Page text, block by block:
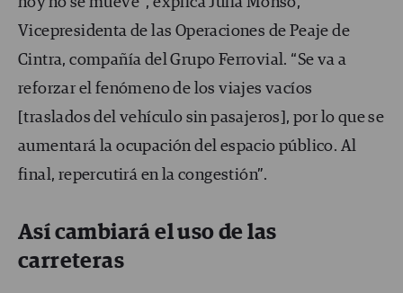
Vicepresidenta de las Operaciones de Peaje de
Cintra, compañía del Grupo Ferrovial. “Se va a
reforzar el fenómeno de los viajes vacíos
[traslados del vehículo sin pasajeros], por lo que se
aumentará la ocupación del espacio público. Al
final, repercutirá en la congestión”.
Así cambiará el uso de las
carreteras